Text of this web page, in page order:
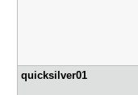
quicksilve​r01